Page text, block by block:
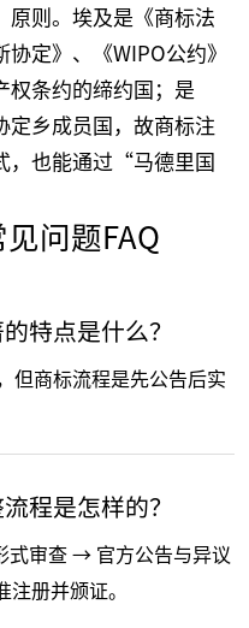
则。埃及是《商标法
定》、《WIPO公约》
权条约的缔约国；是
定乡成员国，故商标注
也能通过“马德里国
问题FAQ
特点是什么？
商标流程是先公告后实
程是怎样的？
审查 → 官方公告与异议
册并颁证。